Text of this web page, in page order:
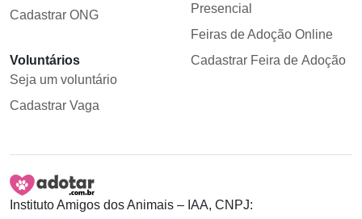
Cadastrar ONG
Voluntários
Seja um voluntário
Cadastrar Vaga
Presencial
Feiras de Adoção Online
Cadastrar Feira de Adoção
Instituto Amigos dos Animais – IAA, CNPJ: